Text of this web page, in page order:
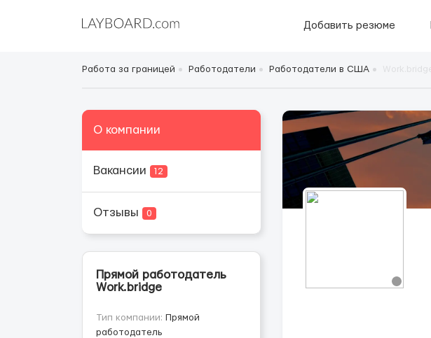
Добавить резюме
Работа за границей Работодатели Работодатели в США
О компании
Вакансии 12
Отзывы 0
Прямой работодатель
Work.bridge
Тип компании: Прямой
работодатель